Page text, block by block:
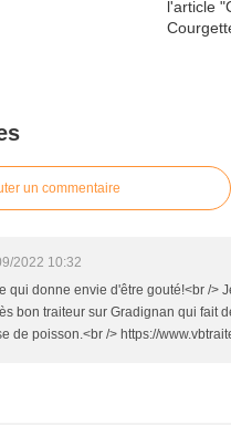
un commentaire
2022 10:32
qui donne envie d'être gouté!<br />
bon traiteur sur Gradignan qui fait
de poisson.<br /> https://